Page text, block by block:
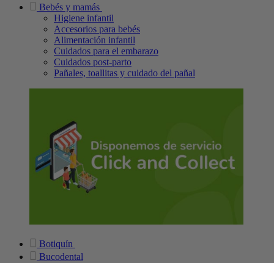
Bebés y mamás
Higiene infantil
Accesorios para bebés
Alimentación infantil
Cuidados para el embarazo
Cuidados post-parto
Pañales, toallitas y cuidado del pañal
Botiquín
Bucodental